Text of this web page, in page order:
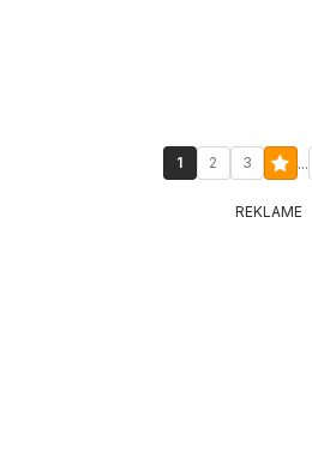
1 2 3 ...
REKLAME